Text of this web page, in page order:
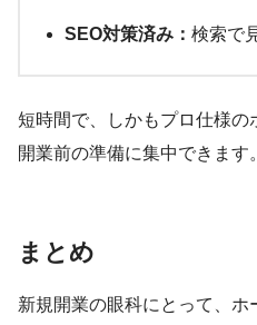
SEO対策済み： 検索で
短時間で、しかもプロ仕様の
開業前の準備に集中できます。
まとめ
新規開業の眼科にとって、